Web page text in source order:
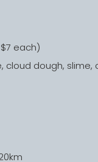
each)
cloud dough,